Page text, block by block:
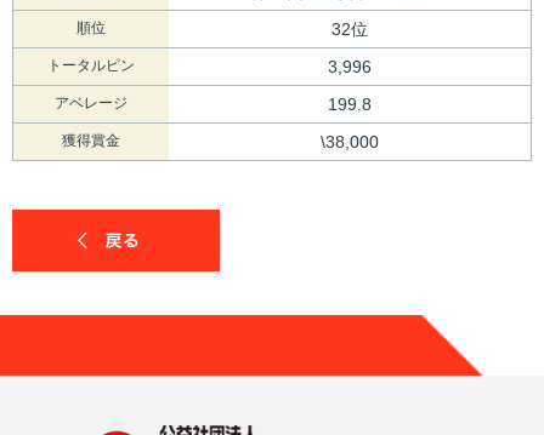
順位 32位
トータルピン 3,996
アベレージ 199.8
獲得賞金 \38,000